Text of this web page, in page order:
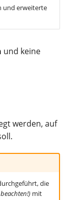
und erweiterte
und keine
werden, auf
die
mit